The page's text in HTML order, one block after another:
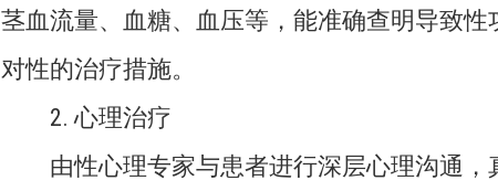
茎血流量、血糖、血压等，能准确查明导致
对性的治疗措施。
2. 心理治疗
由性心理专家与患者进行深层心理沟通，